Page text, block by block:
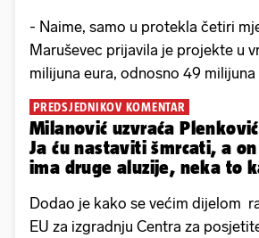
- Naime, samo u protekla četiri
Maruševec prijavila je projekte u
milijuna eura, odnosno 49
PREDSJEDNIKOV KOMENTAR
Milanović uzvraća
Ja ću nastaviti šmrcati, a
ima druge aluzije, neka to
Dodao je kako se većim dijelom
EU za izgradnju Centra za